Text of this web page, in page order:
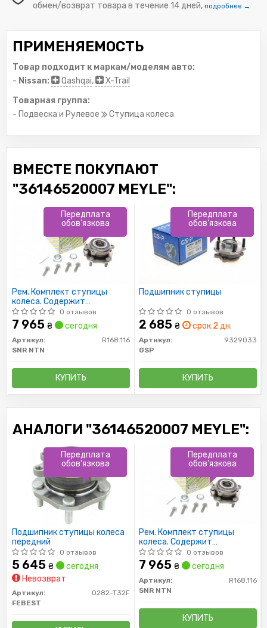
обмен/возврат товара в течение 14 дней, подробнее →
ПРИМЕНЯЕМОСТЬ
Товар подходит к маркам/моделям авто:
- Nissan: Qashqai,
X-Trail
Товарная группа:
- Подвеска и Рулевое
Ступица колеса
ВМЕСТЕ ПОКУПАЮТ
"36146520007 MEYLE":
Рем. Комплект ступицы
колеса. Содержит
крепежные элементы и
ступицу в сборе
0 отзывов
7 965 ₴ сегодня
Артикул:
R168.116
SNR NTN
КУПИТЬ
Передплата
обов'язкова
Подшипник ступицы
0 отзывов
2 685 ₴ срок 2 дн.
Артикул:
9329033
GSP
КУПИТЬ
Передплата
обов'язкова
АНАЛОГИ "36146520007 MEYLE":
Подшипник ступицы колеса
передний
0 отзывов
5 645 ₴
сегодня
Невозврат
Артикул:
0282-T32F
FEBEST
Передплата
обов'язкова
Рем. Комплект ступицы
колеса. Содержит
крепежные элементы и
ступицу в сборе
0 отзывов
7 965 ₴ сегодня
Артикул:
R168.116
SNR NTN
КУПИТЬ
Передплата
обов'язкова